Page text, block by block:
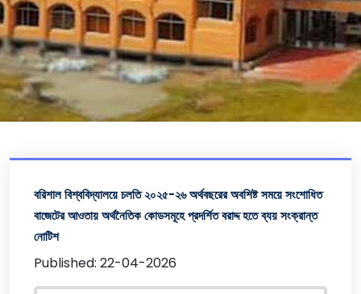
বরিশাল বিশ্ববিদ্যালয়ে চলতি ২০২৫-২৬ অর্থবছরের অবশিষ্ট সময়ে সংশোধিত
বাজেটের আওতায় অর্থনৈতিক কোডসমূহে প্রদর্শিত বরাদ্দ হতে ব্যয় সংক্রান্ত
নোটিশ
Published: 22-04-2026